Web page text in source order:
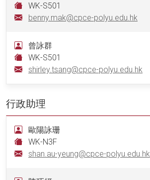
WK-S501
benny.mak@cpce-polyu.edu.hk
曾詠群
WK-S501
shirley.tsang@cpce-polyu.edu.hk
行政助理
歐陽詠珊
WK-N3F
shan.au-yeung@cpce-polyu.edu.hk